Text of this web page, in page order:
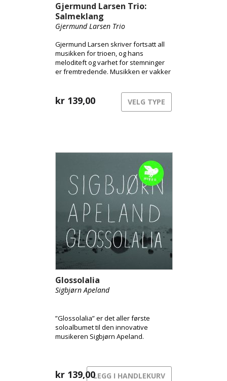
Gjermund Larsen Trio:
Salmeklang
Gjermund Larsen Trio
Gjermund Larsen skriver fortsatt all
musikken for trioen, og hans
meloditeft og varhet for stemninger
er fremtredende. Musikken er vakker
kr 139,00 VELG TYPE
Glossolalia
Sigbjørn Apeland
”Glossolalia” er det aller første
soloalbumet til den innovative
musikeren Sigbjørn Apeland.
kr 139,00LEGG I HANDLEKURV